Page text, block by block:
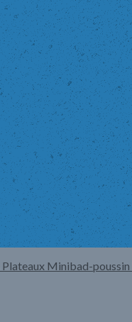
Plateaux Minibad-poussin